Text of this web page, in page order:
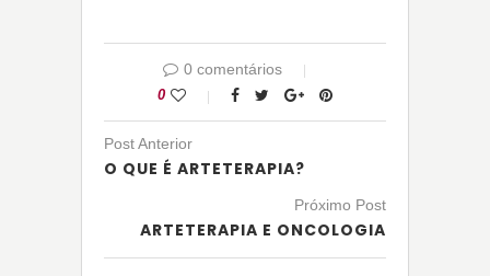
0 comentários
0
Post Anterior
O QUE É ARTETERAPIA?
Próximo Post
ARTETERAPIA E ONCOLOGIA